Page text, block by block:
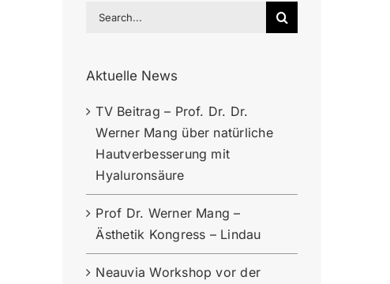
Search
Aktuelle News
TV Beitrag – Prof. Dr. Dr.
Werner Mang über natürliche
Hautverbesserung mit
Hyaluronsäure
Prof Dr. Werner Mang –
Ästhetik Kongress – Lindau
Neauvia Workshop vor der